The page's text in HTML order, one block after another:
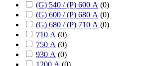
(G) 540 / (P) 600 А (0)
(G) 600 / (P) 680 А (0)
(G) 680 / (P) 710 А (0)
710 А (0)
750 А (0)
930 А (0)